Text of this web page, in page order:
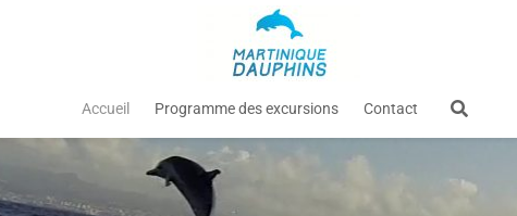
Accueil Programme des excursions Contact